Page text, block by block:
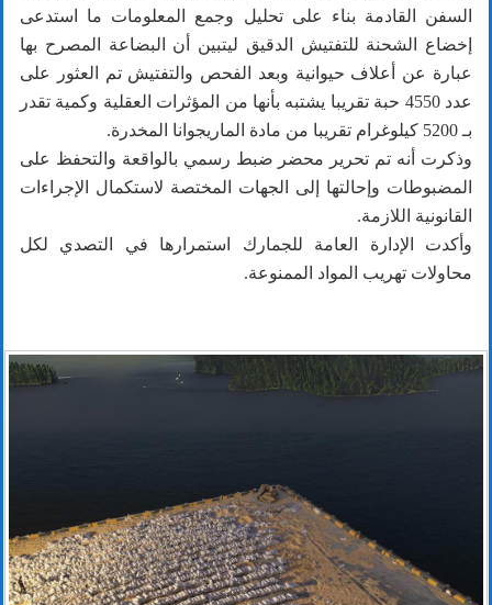
السفن القادمة بناء على تحليل وجمع المعلومات ما استدعى
إخضاع الشحنة للتفتيش الدقيق ليتبين أن البضاعة المصرح بها
عبارة عن أعلاف حيوانية وبعد الفحص والتفتيش تم العثور على
عدد 4550 حبة تقريبا يشتبه بأنها من المؤثرات العقلية وكمية تقدر
بـ 5200 كيلوغرام تقريبا من مادة الماريجوانا المخدرة.
وذكرت أنه تم تحرير محضر ضبط رسمي بالواقعة والتحفظ على
المضبوطات وإحالتها إلى الجهات المختصة لاستكمال الإجراءات
القانونية اللازمة.
وأكدت الإدارة العامة للجمارك استمرارها في التصدي لكل
محاولات تهريب المواد الممنوعة.